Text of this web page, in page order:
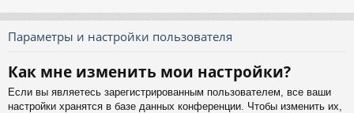
Параметры и настройки пользователя
Как мне изменить мои настройки?
Если вы являетесь зарегистрированным пользователем, все ваши
настройки хранятся в базе данных конференции. Чтобы изменить их,